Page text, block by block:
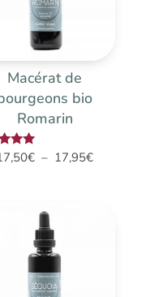
Macérat de
bio
Romarin
€ – 17,95€Plage